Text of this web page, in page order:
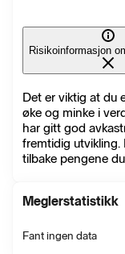
Risikoinformasjon
Det er viktig at du
øke og minke i
har gitt god
fremtidig utvikling.
tilbake pengene
Meglerstatistikk
Fant ingen data